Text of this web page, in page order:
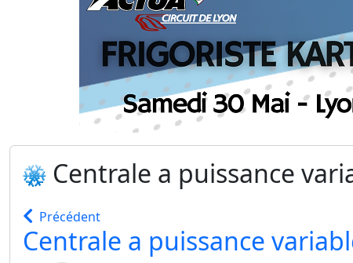
Centrale a puissance
Précédent
Centrale a puissance